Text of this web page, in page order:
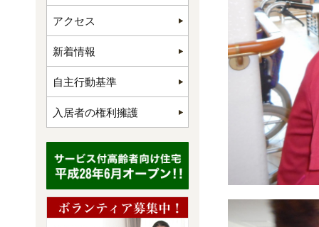
アクセス
新着情報
自主行動基準
入居者の権利擁護